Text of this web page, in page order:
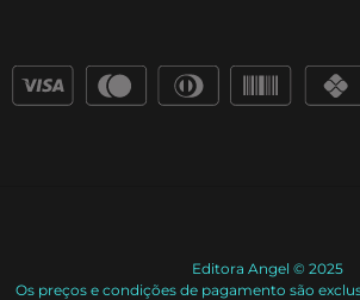
Editora Angel © 2025
Os preços e condições de pagamento são